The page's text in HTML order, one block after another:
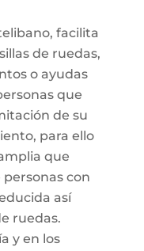
facilita
de ruedas,
o ayudas
que
de su
para ello
que
con
así
ruedas.
y en los